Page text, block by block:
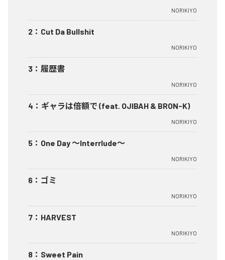
NORIKIYO
2 ： Cut Da Bullshit
NORIKIYO
3 ： 履歴書
NORIKIYO
4 ： ギャラは倍額で (feat. OJIBAH & BRON-K)
NORIKIYO
5 ： One Day ～Interrlude～
NORIKIYO
6 ： ゴミ
NORIKIYO
7 ： HARVEST
NORIKIYO
8 ： Sweet Pain